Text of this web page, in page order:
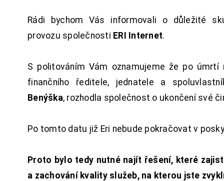
Rádi bychom Vás informovali o důležité
provozu společnosti ERI Internet.
S politováním Vám oznamujeme že po úmrtí
finančního ředitele, jednatele a
Benýška, rozhodla společnost o ukončení své
Po tomto datu již Eri nebude pokračovat v
Proto bylo tedy nutné najít řešení, které
a zachování kvality služeb, na kterou jste